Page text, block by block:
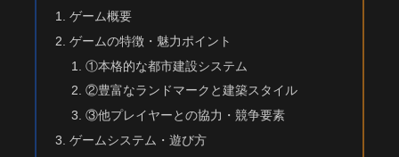
ゲーム概要
ゲームの特徴・魅力ポイント
①本格的な都市建設システム
②豊富なランドマークと建築スタイル
③他プレイヤーとの協力・競争要素
ゲームシステム・遊び方